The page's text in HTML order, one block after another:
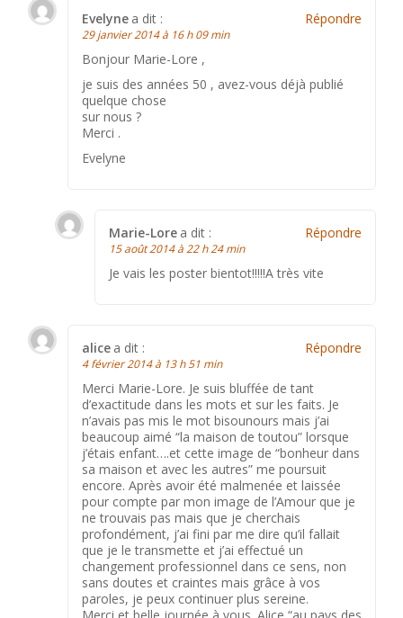
Evelyne a dit :
29 janvier 2014 à 16 h 09 min
Bonjour Marie-Lore ,
je suis des années 50 , avez-vous déjà publié
quelque chose
sur nous ?
Merci .
Evelyne
Répondre
Marie-Lore a dit :
15 août 2014 à 22 h 24 min
Je vais les poster bientot!!!!!A très vite
Répondre
alice a dit :
4 février 2014 à 13 h 51 min
Merci Marie-Lore. Je suis bluffée de tant
d’exactitude dans les mots et sur les faits. Je
n’avais pas mis le mot bisounours mais j’ai
beaucoup aimé “la maison de toutou” lorsque
j’étais enfant….et cette image de “bonheur dans
sa maison et avec les autres” me poursuit
encore. Après avoir été malmenée et laissée
pour compte par mon image de l’Amour que je
ne trouvais pas mais que je cherchais
profondément, j’ai fini par me dire qu’il fallait
que je le transmette et j’ai effectué un
changement professionnel dans ce sens, non
sans doutes et craintes mais grâce à vos
paroles, je peux continuer plus sereine.
Répondre